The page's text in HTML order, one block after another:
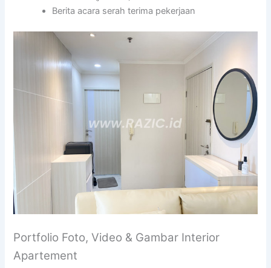
Berita acara serah terima pekerjaan
Portfolio Foto, Video & Gambar Interior
Apartement